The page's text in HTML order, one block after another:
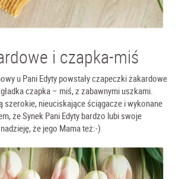
i czapka-miś
u Pani Edyty powstały czapeczki żakardowe
czapka – miś, z zabawnymi uszkami.
szerokie, nieuciskające ściągacze i wykonane
że Synek Pani Edyty bardzo lubi swoje
że jego Mama też:-)